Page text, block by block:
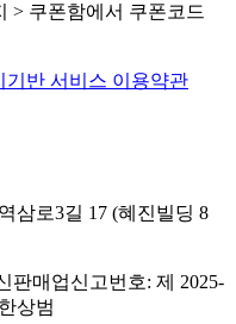
> 쿠폰함에서 쿠폰코드
기반 서비스 이용약관
삼로3길 17 (혜진빌딩 8
판매업신고번호: 제 2025-
상범